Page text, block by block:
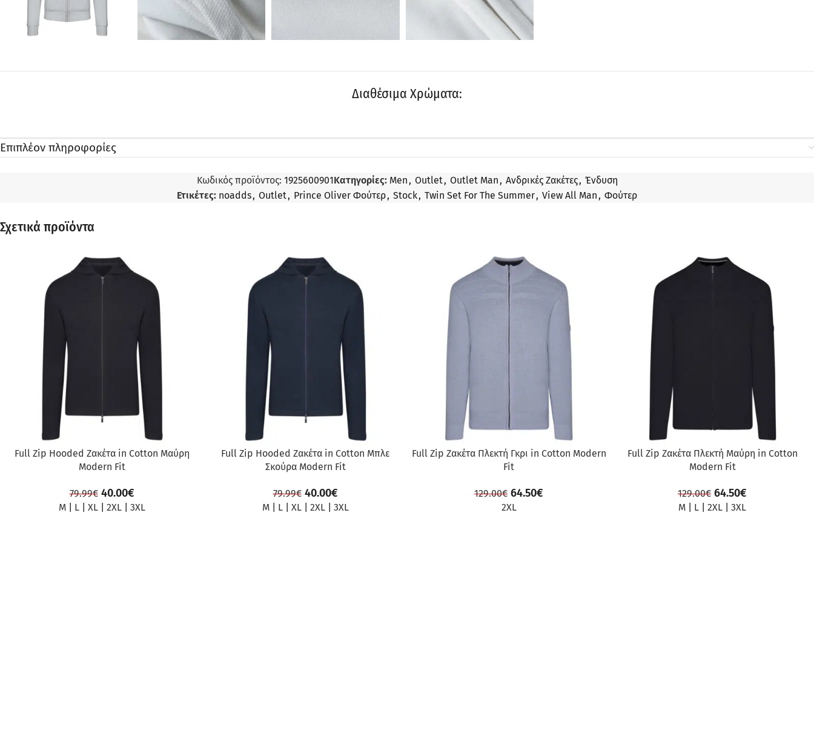
Διαθέσιμα Χρώματα:
Επιπλέον πληροφορίες
Κωδικός προϊόντος: 1925600901Κατηγορίες: Men , Outlet, Outlet Man , Ανδρικές Ζακέτες, Ένδυση
Ετικέτες: noadds, Outlet, Prince Oliver Φούτερ, Stock, Twin Set For The Summer, View All Man , Φούτερ
Σχετικά προϊόντα
ΠΡΟΣΦΟΡΆ
Full Zip Hooded Ζακέτα in Cotton Μαύρη
Modern Fit
79.99€ 40.00€
M| L| XL| 2XL| 3XL
ΠΡΟΣΦΟΡΆ
Full Zip Hooded Ζακέτα in Cotton Μπλε
Σκούρα Modern Fit
79.99€ 40.00€
M| L| XL| 2XL| 3XL
ΠΡΟΣΦΟΡΆ
Full Zip Ζακέτα Πλεκτή Γκρι in Cotton Modern
Fit
129.00€ 64.50€
2XL
ΠΡΟΣΦΟΡΆ
Full Zip Ζακέτα Πλεκτή Μαύρη in Cotton
Modern Fit
129.00€ 64.50€
M L 2XL 3XL